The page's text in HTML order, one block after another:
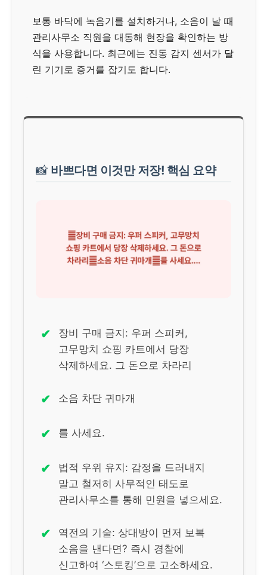
보통 바닥에 녹음기를 설치하거나, 소음이 날 때
관리사무소 직원을 대동해 현장을 확인하는 방
식을 사용합니다. 최근에는 진동 감지 센서가 달
린 기기로 증거를 잡기도 합니다.
📸 바쁘다면 이것만 저장! 핵심 요약
✔
장비 구매 금지: 우퍼 스피커,
고무망치 쇼핑 카트에서 당장
삭제하세요. 그 돈으로 차라리
✔ 소음 차단 귀마개
✔ 를 사세요.
✔
법적 우위 유지: 감정을 드러내지
말고 철저히 사무적인 태도로
관리사무소를 통해 민원을 넣으세요.
✔
역전의 기술: 상대방이 먼저 보복
소음을 낸다면? 즉시 경찰에
신고하여 ‘스토킹’으로 고소하세요.